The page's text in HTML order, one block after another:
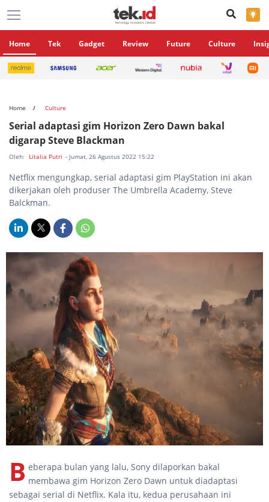
×
Home Tek Gadget Review Future Culture
Home Culture
Serial adaptasi gim Horizon Zero Dawn bakal
digarap Steve Blackman
Oleh: Litalia Putri - Jumat, 26 Agustus 2022 15:22
Netflix mengungkap, serial adaptasi gim PlayStation ini akan
dikerjakan oleh produser The Umbrella Academy, Steve
Balckman.
B eberapa bulan yang lalu, Sony dilaporkan bakal
membawa gim Horizon Zero Dawn untuk diadaptasi
sebagai serial di Netflix. Kala itu, kedua perusahaan ini